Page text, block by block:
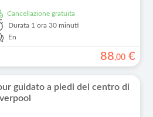
Cancellazione gratuita
Durata 1 ora 30 minuti
En
88,00 €
guidato a piedi del centro di